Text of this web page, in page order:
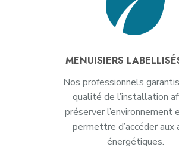
MENUISIERS
Nos professionnels
qualité de l’installation
préserver l’environnement
permettre d’accéder aux
énergétiques.